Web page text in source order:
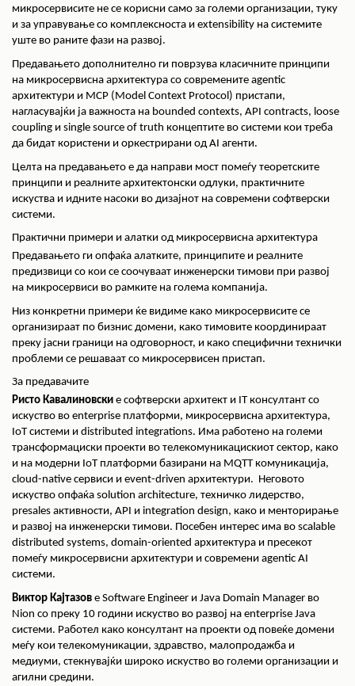
микросервисите не се корисни само за големи организации, туку
и за управување со комплексноста и extensibility на системите
уште во раните фази на развој.
Предавањето дополнително ги поврзува класичните принципи
на микросервисна архитектура со современите agentic
архитектури и MCP (Model Context Protocol) пристапи,
нагласувајќи ја важноста на bounded contexts, API contracts, loose
coupling и single source of truth концептите во системи кои треба
да бидат користени и оркестрирани од AI агенти.
Целта на предавањето е да направи мост помеѓу теоретските
принципи и реалните архитектонски одлуки, практичните
искуства и идните насоки во дизајнот на современи софтверски
системи.
Практични примери и алатки од микросервисна архитектура
Предавањето ги опфаќа алатките, принципите и реалните
предизвици со кои се соочуваат инженерски тимови при развој
на микросервиси во рамките на голема компанија.
Низ конкретни примери ќе видиме како микросервисите се
организираат по бизнис домени, како тимовите координираат
преку јасни граници на одговорност, и како специфични технички
проблеми се решаваат со микросервисен пристап.
За предавачите
Ристо Кавалиновски е софтверски архитект и IT консултант со
искуство во enterprise платформи, микросервисна архитектура,
IoT системи и distributed integrations. Има работено на големи
трансформациски проекти во телекомуникацискиот сектор, како
и на модерни IoT платформи базирани на MQTT комуникација,
cloud-native сервиси и event-driven архитектури. Неговото
искуство опфаќа solution architecture, техничко лидерство,
presales активности, API и integration design, како и менторирање
и развој на инженерски тимови. Посебен интерес има во scalable
distributed systems, domain-oriented архитектура и пресекот
помеѓу микросервисни архитектури и современи agentic AI
системи.
Виктор Кајтазов е Software Engineer и Java Domain Manager во
Nion со преку 10 години искуство во развој на enterprise Java
системи. Работел како консултант на проекти од повеќе домени
меѓу кои телекомуникации, здравство, малопродажба и
медиуми, стекнувајќи широко искуство во големи организации и
агилни средини.